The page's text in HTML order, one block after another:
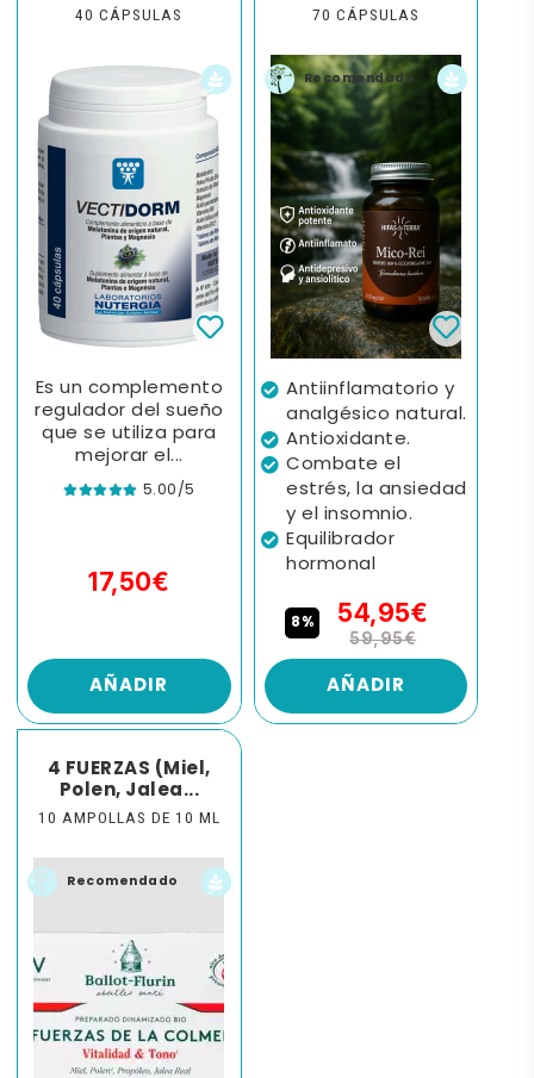
40 CÁPSULAS
Es un complemento
regulador del sueño
que se utiliza para
mejorar el...
5.00/5
17,50€
AÑADIR
70 CÁPSULAS
Recomendado
Antiinflamatorio y
analgésico natural.
Antioxidante.
Combate el
estrés, la ansiedad
y el insomnio.
Equilibrador
hormonal
8% 54,95€
59,95€
AÑADIR
4 FUERZAS (Miel,
Polen, Jalea...
10 AMPOLLAS DE 10 ML
Recomendado